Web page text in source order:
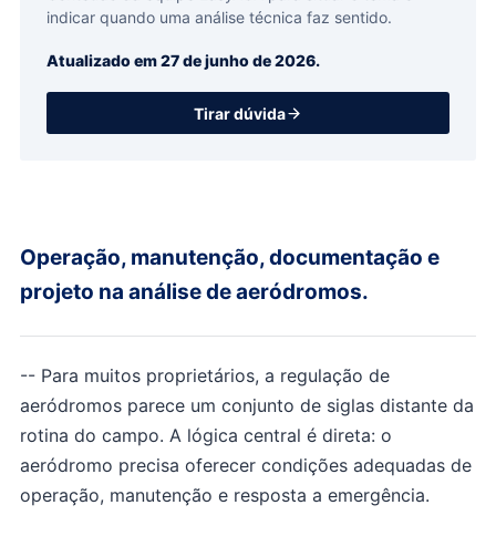
indicar quando uma análise técnica faz sentido.
Atualizado em27 de junho de 2026.
Tirar dúvida
Operação, manutenção, documentação e
projeto na análise de aeródromos.
-- Para muitos proprietários, a regulação de
aeródromos parece um conjunto de siglas distante da
rotina do campo. A lógica central é direta: o
aeródromo precisa oferecer condições adequadas de
operação, manutenção e resposta a emergência.